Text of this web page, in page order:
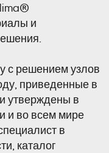
и
с решением узлов
приведенные в
утверждены в
и во всем мире
в
каталог